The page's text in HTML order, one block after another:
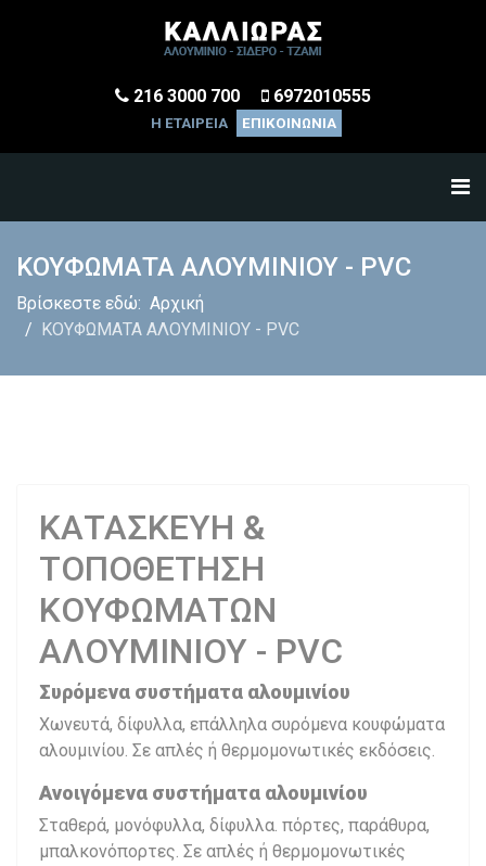
216 3000 700 6972010555
Η ΕΤΑΙΡΕΙΑ ΕΠΙΚΟΙΝΩΝΙΑ
ΚΟΥΦΩΜΑΤΑ ΑΛΟΥΜΙΝΙΟΥ - PVC
Βρίσκεστε εδώ: Αρχική
ΚΟΥΦΩΜΑΤΑ ΑΛΟΥΜΙΝΙΟΥ - PVC
ΚΑΤΑΣΚΕΥΗ &
ΤΟΠΟΘΕΤΗΣΗ
ΚΟΥΦΩΜΑΤΩΝ
ΑΛΟΥΜΙΝΙΟΥ - PVC
Συρόμενα συστήματα αλουμινίου
Χωνευτά, δίφυλλα, επάλληλα συρόμενα κουφώματα
αλουμινίου. Σε απλές ή θερμομονωτικές εκδόσεις.
Ανοιγόμενα συστήματα αλουμινίου
Σταθερά, μονόφυλλα, δίφυλλα. πόρτες, παράθυρα,
μπαλκονόπορτες. Σε απλές ή θερμομονωτικές